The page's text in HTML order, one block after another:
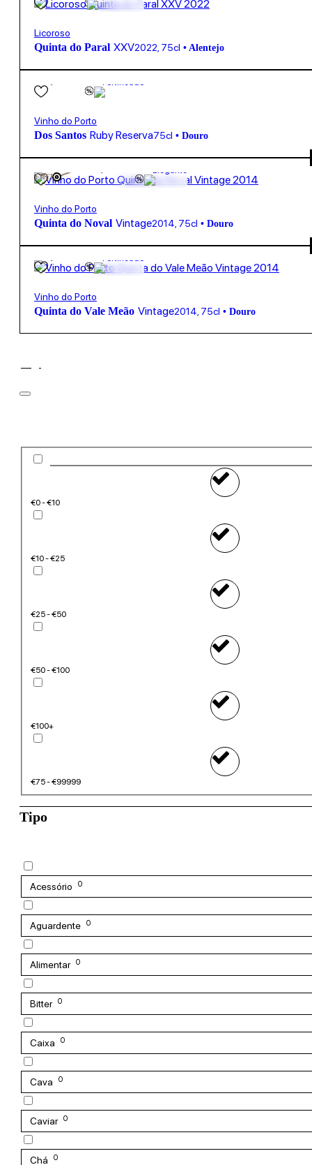
Licoroso
Quinta do Paral XXV2022 75cl • Alentejo
17,80€ Fortificado
Vinho do Porto
Dos Santos Ruby Reserva75cl • Douro
FREE
195,00€ Elegante
Vinho do Porto
Quinta do Noval Vintage2014 75cl • Douro
80,00€ Fortificado
Vinho do Porto
Quinta do Vale Meão Vintage2014 75cl • Douro
Filtros
€0 - €10
€10 - €25
€25 - €50
€50 - €100
€100+
€75 - €99999
Tipo
Acessório 0
Aguardente 0
Alimentar 0
Bitter 0
Caixa 0
Cava 0
Caviar 0
Chá 0